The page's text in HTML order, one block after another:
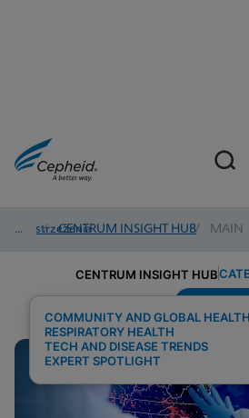
Spostrzeżenia
/ CENTRUM INSIGHT HUB/ MAIN
CENTRUM INSIGHT HUB
COMMUNITY AND GLOBAL HEALTH
RESPIRATORY HEALTH
TECH AND DISEASE TRENDS
EXPERT SPOTLIGHT